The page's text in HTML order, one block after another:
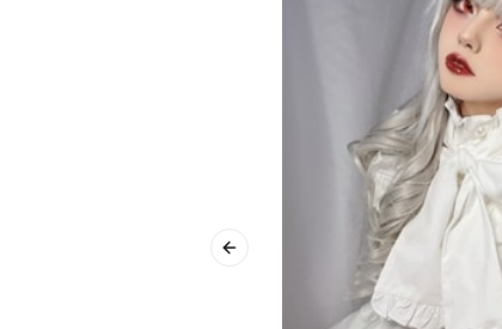
Previous slide